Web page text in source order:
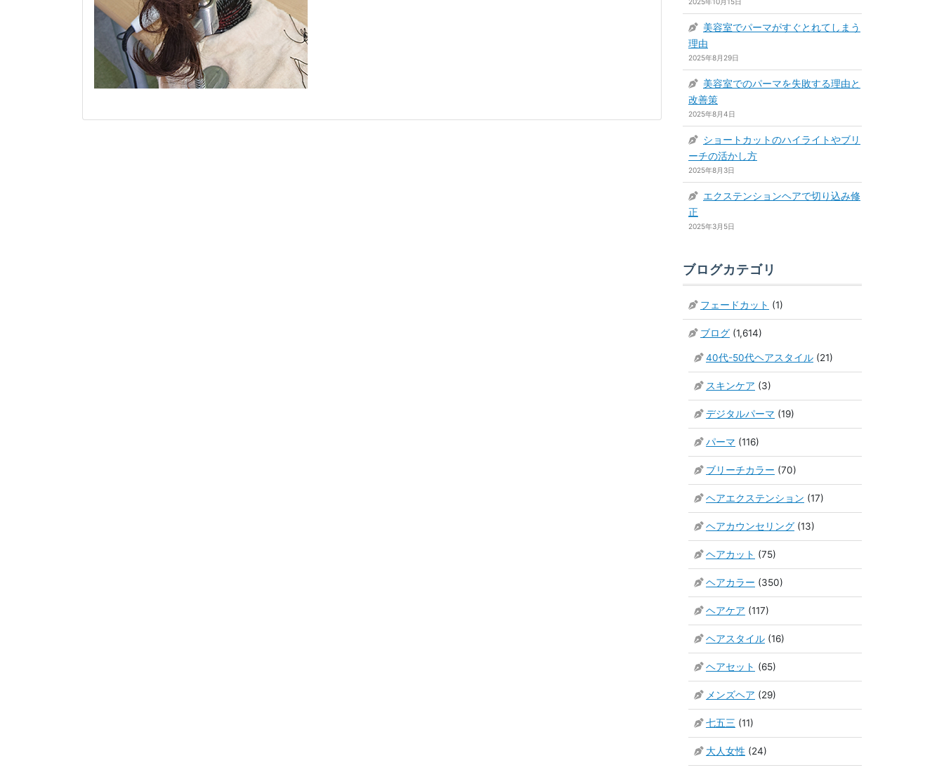
美容室でパーマがすぐとれてしまう
理由
2025年8月29日
美容室でのパーマを失敗する理由と
改善策
2025年8月4日
ショートカットのハイライトやブリ
ーチの活かし方
2025年8月3日
エクステンションヘアで切り込み修
正
2025年3月5日
ブログカテゴリ
フェードカット (1)
ブログ (1,614)
40代-50代ヘアスタイル (21)
スキンケア (3)
デジタルパーマ (19)
パーマ (116)
ブリーチカラー (70)
ヘアエクステンション (17)
ヘアカウンセリング (13)
ヘアカット (75)
ヘアカラー (350)
ヘアケア (117)
ヘアスタイル (16)
ヘアセット (65)
メンズヘア (29)
七五三 (11)
大人女性 (24)